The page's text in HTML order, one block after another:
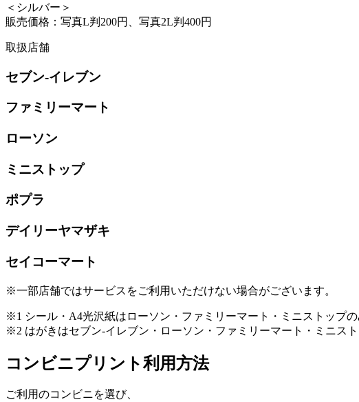
＜シルバー＞
販売価格：写真L判200円、写真2L判400円
取扱店舗
セブン-イレブン
ファミリーマート
ローソン
ミニストップ
ポプラ
デイリーヤマザキ
セイコーマート
※一部店舗ではサービスをご利用いただけない場合がございます。
※1 シール・A4光沢紙はローソン・ファミリーマート・ミニストップの
※2 はがきはセブン-イレブン・ローソン・ファミリーマート・ミニス
コンビニプリント利用方法
ご利用のコンビニを選び、